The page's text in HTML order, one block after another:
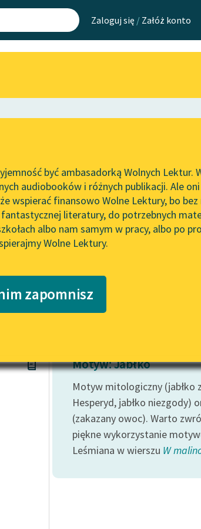
Zaloguj się / Załóż konto
do
i
Mapa Wolnych Lektur
Leśmianator
API
OAI-PMH
Widget Wolnych Lektur
Katalog
Katalog w formacie PDF
O
być ambasadorką Wolnych Lektur.
audiobooków i różnych publikacji. Ale
wspierać finansowo Wolne Lektury, bo bez
literatury, do potrzebnych
albo nam samym w pracy, albo po
Wolne Lektury.
zapomnisz
Motyw: Jabłko
Motyw mitologiczny (jabłko
Hesperyd, jabłko niezgody)
(zakazany owoc). Warto
piękne wykorzystanie
Leśmiana w wierszu W